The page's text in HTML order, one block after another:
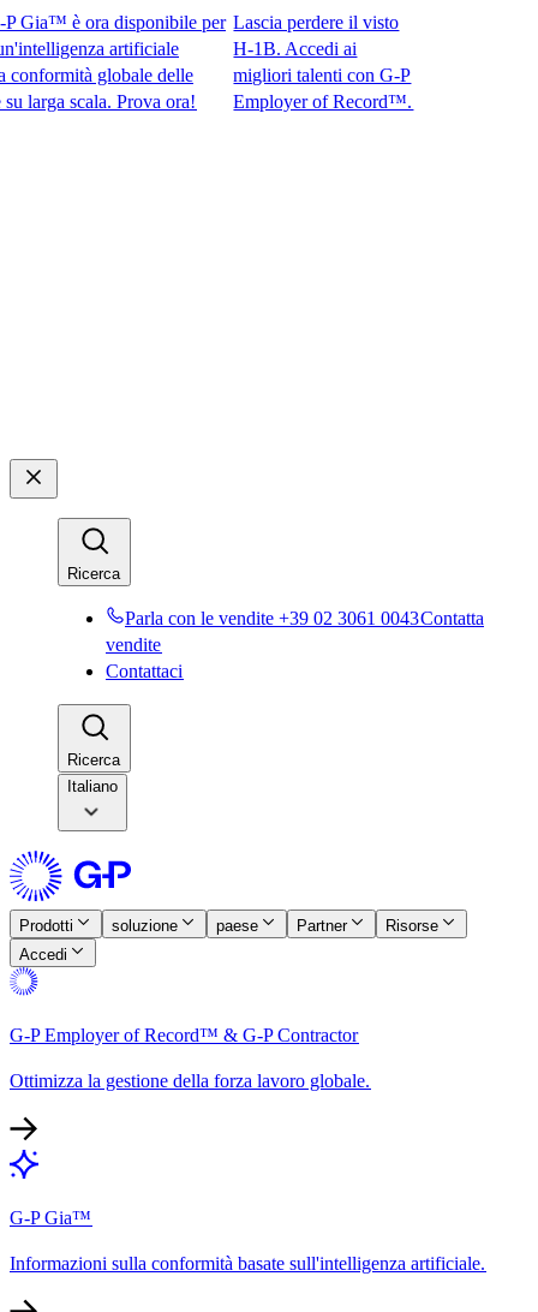
è ora disponibile per
artificiale
globale delle
scala. Prova ora!​​
Lascia perdere il visto
H-1B. Accedi ai
migliori talenti con G-P
Employer of Record™.​​
Ricerca​​
Parla con le vendite +39 02 3061 0043​​Contatta
vendite​​
Contattaci​​
Ricerca​​
Italiano
Prodotti​​ soluzione​​ paese​​ Partner​​
Risorse​​
Accedi​​
G-P Employer of Record™ & G-P Contractor​​
Ottimizza la gestione della forza lavoro globale.​​
G-P Gia™​​
Informazioni sulla conformità basate sull'intelligenza artificiale.​​